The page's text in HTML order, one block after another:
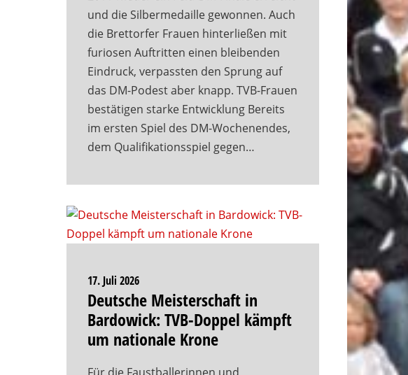
und die Silbermedaille gewonnen. Auch
die Brettorfer Frauen hinterließen mit
furiosen Auftritten einen bleibenden
Eindruck, verpassten den Sprung auf
das DM-Podest aber knapp. TVB-Frauen
bestätigen starke Entwicklung Bereits
im ersten Spiel des DM-Wochenendes,
dem Qualifikationsspiel gegen…
17. Juli 2026
Deutsche Meisterschaft in
Bardowick: TVB-Doppel kämpft
um nationale Krone